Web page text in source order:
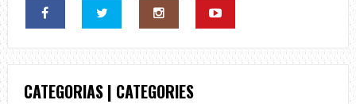
CATEGORIAS | CATEGORIES